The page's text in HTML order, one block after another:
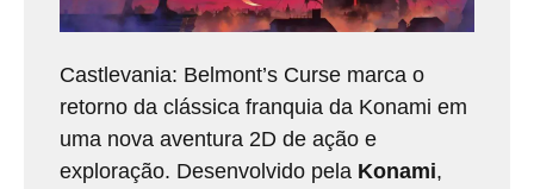
Castlevania: Belmont’s Curse marca o
retorno da clássica franquia da Konami em
uma nova aventura 2D de ação e
exploração. Desenvolvido pela Konami,